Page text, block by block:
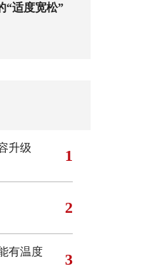
“适度宽松”
升级 1
2
有温度 3